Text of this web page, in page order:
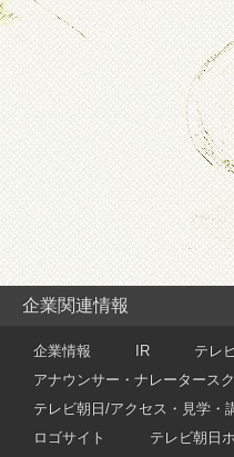
企業関連情報
企業情報 IR テレ
アナウンサー・ナレータース
テレビ朝日/アクセス・見学・
ロゴサイト
テレビ朝日